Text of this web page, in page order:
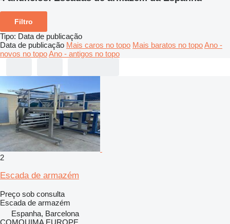
Filtro
Tipo: Data de publicação
Data de publicação Mais caros no topo Mais baratos no topoAno -
novos no topoAno - antigos no topo
2
Escada de armazém
Preço sob consulta
Escada de armazém
Espanha, Barcelona
COMQUIMA EUROPE